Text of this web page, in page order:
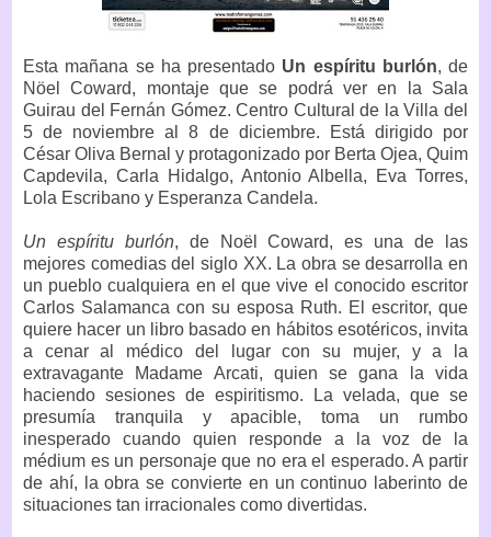
Esta mañana se ha presentado Un espíritu burlón, de
Nöel Coward, montaje que se podrá ver en la Sala
Guirau del Fernán Gómez. Centro Cultural de la Villa del
5 de noviembre al 8 de diciembre. Está dirigido por
César Oliva Bernal y protagonizado por Berta Ojea, Quim
Capdevila, Carla Hidalgo, Antonio Albella, Eva Torres,
Lola Escribano y Esperanza Candela.
Un espíritu burlón, de Noël Coward, es una de las
mejores comedias del siglo XX. La obra se desarrolla en
un pueblo cualquiera en el que vive el conocido escritor
Carlos Salamanca con su esposa Ruth. El escritor, que
quiere hacer un libro basado en hábitos esotéricos, invita
a cenar al médico del lugar con su mujer, y a la
extravagante Madame Arcati, quien se gana la vida
haciendo sesiones de espiritismo. La velada, que se
presumía tranquila y apacible, toma un rumbo
inesperado cuando quien responde a la voz de la
médium es un personaje que no era el esperado. A partir
de ahí, la obra se convierte en un continuo laberinto de
situaciones tan irracionales como divertidas.